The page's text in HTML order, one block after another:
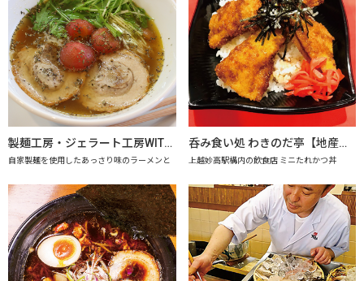
製麺工房・ジェラート工房WITHドリーム
自家製麺を使用したあっさり味のラーメンと
呑み食い処 わきのだ亭【地産地消の店認定店】
上越妙高駅構内の飲食店 ミニたれかつ丼